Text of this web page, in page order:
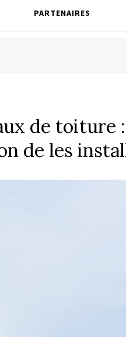
PARTENAIRES
de toiture :
de les